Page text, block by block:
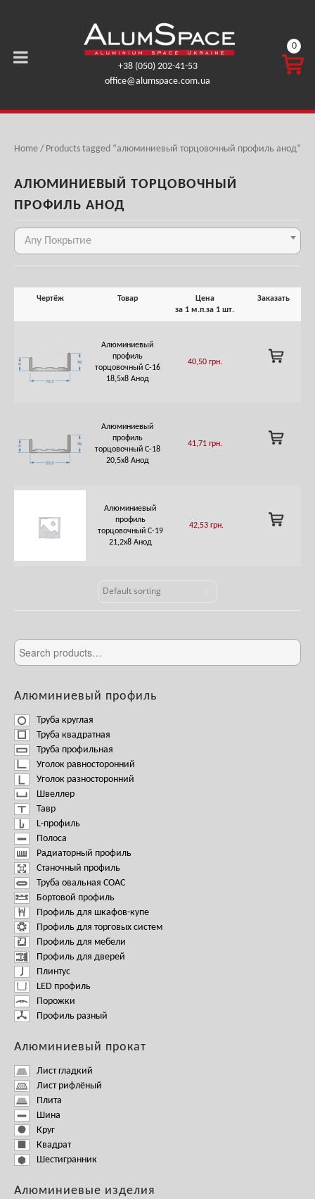
+38 (050) 202-41-53
office@alumspace.com.ua
КОРЗ
ГРН.
0
Home / Products tagged “алюминиевый торцовочный профиль анод”
АЛЮМИНИЕВЫЙ ТОРЦОВОЧНЫЙ
ПРОФИЛЬ АНОД
Any Покрытие
Чертёж Товар
Цена
за 1 м.п.за 1 шт.
Заказать
Алюминиевый
профиль
торцовочный C-16
18,5х8 Анод
40,50 грн.
ADD
TO
Алюминиевый
профиль
торцовочный C-18
20,5х8 Анод
41,71 грн.
ADD
TO
Алюминиевый
профиль
торцовочный C-19
21,2х8 Анод
42,53 грн.
ADD
TO
Алюминиевый профиль
Труба круглая
Труба квадратная
Труба профильная
Уголок равносторонний
Уголок разносторонний
Швеллер
Тавр
L-профиль
Полоса
Радиаторный профиль
Станочный профиль
Труба овальная СОАС
Бортовой профиль
Профиль для шкафов-купе
Профиль для торговых систем
Профиль для мебели
Профиль для дверей
Плинтус
LED профиль
Порожки
Профиль разный
Алюминиевый прокат
Лист гладкий
Лист рифлёный
Плита
Шина
Круг
Квадрат
Шестигранник
Алюминиевые изделия